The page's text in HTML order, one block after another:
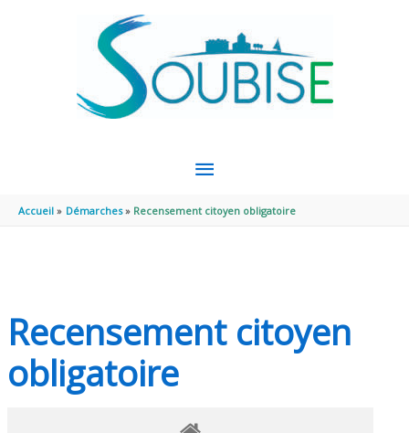
MENU
PRINCIPAL
Accueil Démarches Recensement citoyen obligatoire
Recensement citoyen
obligatoire